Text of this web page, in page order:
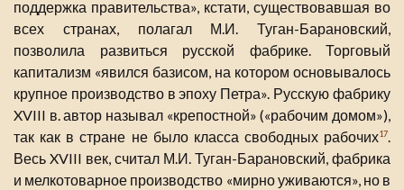
поддержка правительства», кстати, существовавшая во
всех странах, полагал М.И. Туган-Барановский,
позволила развиться русской фабрике. Торговый
капитализм «явился базисом, на котором основывалось
крупное производство в эпоху Петра». Русскую фабрику
XVIII в. автор называл «крепостной» («рабочим домом»),
так как в стране не было класса свободных рабочих17.
Весь XVIII век, считал М.И. Туган-Барановский, фабрика
и мелкотоварное производство «мирно уживаются», но в